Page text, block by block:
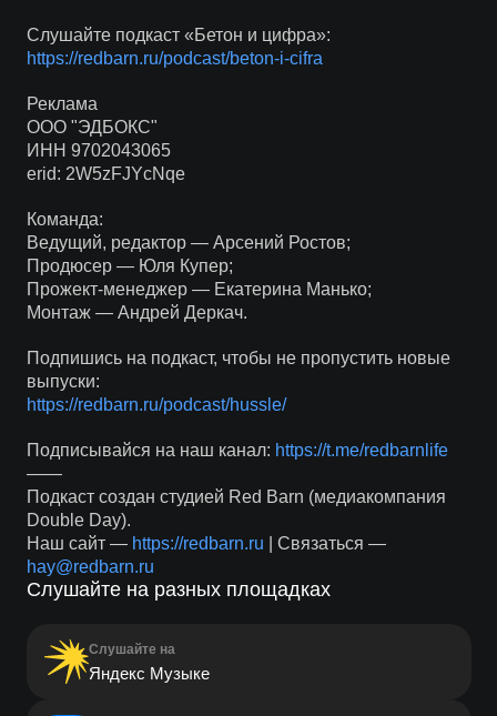
Слушайте подкаст «Бетон и цифра»:
https://redbarn.ru/podcast/beton-i-cifra
Реклама
ООО "ЭДБОКС"
ИНН 9702043065
erid: 2W5zFJYcNqe
Команда:
Ведущий, редактор — Арсений Ростов;
Продюсер — Юля Купер;
Прожект-менеджер — Екатерина Манько;
Монтаж — Андрей Деркач.
Подпишись на подкаст, чтобы не пропустить новые
выпуски:
https://redbarn.ru/podcast/hussle/
Подписывайся на наш канал: https://t.me/redbarnlife
——
Подкаст создан студией Red Barn (медиакомпания
Double Day).
Наш сайт — https://redbarn.ru | Связаться —
hay@redbarn.ru
Слушайте на разных площадках
Слушайте на
Яндекс Музыке